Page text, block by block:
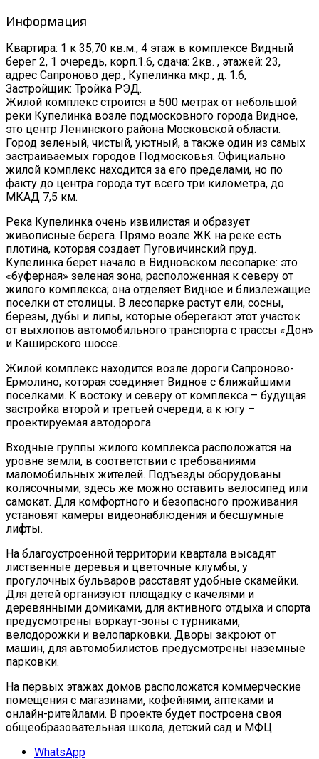
Информация
Квартира: 1 к 35,70 кв.м., 4 этаж в комплексе Видный
берег 2, 1 очередь, корп.1.6, сдача: 2кв. , этажей: 23,
адрес Сапроново дер., Купелинка мкр., д. 1.6,
Застройщик: Тройка РЭД.
Жилой комплекс строится в 500 метрах от небольшой
реки Купелинка возле подмосковного города Видное,
это центр Ленинского района Московской области.
Город зеленый, чистый, уютный, а также один из самых
застраиваемых городов Подмосковья. Официально
жилой комплекс находится за его пределами, но по
факту до центра города тут всего три километра, до
МКАД 7,5 км.
Река Купелинка очень извилистая и образует
живописные берега. Прямо возле ЖК на реке есть
плотина, которая создает Пуговичинский пруд.
Купелинка берет начало в Видновском лесопарке: это
«буферная» зеленая зона, расположенная к северу от
жилого комплекса; она отделяет Видное и близлежащие
поселки от столицы. В лесопарке растут ели, сосны,
березы, дубы и липы, которые оберегают этот участок
от выхлопов автомобильного транспорта с трассы «Дон»
и Каширского шоссе.
Жилой комплекс находится возле дороги Сапроново-
Ермолино, которая соединяет Видное с ближайшими
поселками. К востоку и северу от комплекса – будущая
застройка второй и третьей очереди, а к югу –
проектируемая автодорога.
Входные группы жилого комплекса расположатся на
уровне земли, в соответствии с требованиями
маломобильных жителей. Подъезды оборудованы
колясочными, здесь же можно оставить велосипед или
самокат. Для комфортного и безопасного проживания
установят камеры видеонаблюдения и бесшумные
лифты.
На благоустроенной территории квартала высадят
лиственные деревья и цветочные клумбы, у
прогулочных бульваров расставят удобные скамейки.
Для детей организуют площадку с качелями и
деревянными домиками, для активного отдыха и спорта
предусмотрены воркаут-зоны с турниками,
велодорожки и велопарковки. Дворы закроют от
машин, для автомобилистов предусмотрены наземные
парковки.
На первых этажах домов расположатся коммерческие
помещения с магазинами, кофейнями, аптеками и
онлайн-ритейлами. В проекте будет построена своя
общеобразовательная школа, детский сад и МФЦ.
WhatsApp